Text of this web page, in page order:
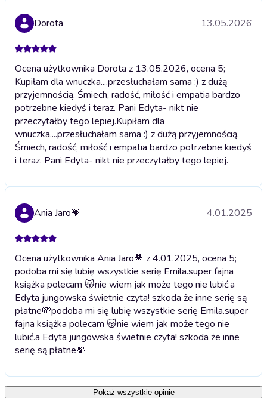
Dorota 13.05.2026
Ocena użytkownika Dorota z 13.05.2026, ocena 5;
Kupiłam dla wnuczka....przesłuchałam sama :) z dużą
przyjemnością. Śmiech, radość, miłość i empatia bardzo
potrzebne kiedyś i teraz. Pani Edyta- nikt nie
przeczytałby tego lepiej.Kupiłam dla
wnuczka....przesłuchałam sama :) z dużą przyjemnością.
Śmiech, radość, miłość i empatia bardzo potrzebne kiedyś
i teraz. Pani Edyta- nikt nie przeczytałby tego lepiej.
Ania Jaro💗 4.01.2025
Ocena użytkownika Ania Jaro💗 z 4.01.2025, ocena 5;
podoba mi się lubię wszystkie serię Emila.super fajna
książka polecam 😽nie wiem jak może tego nie lubić.a
Edyta jungowska świetnie czyta! szkoda że inne serię są
płatne💸podoba mi się lubię wszystkie serię Emila.super
fajna książka polecam 😽nie wiem jak może tego nie
lubić.a Edyta jungowska świetnie czyta! szkoda że inne
serię są płatne💸
Pokaż wszystkie opinie